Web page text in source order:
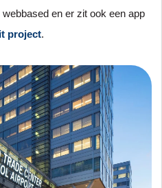
en er zit ook een app
project.